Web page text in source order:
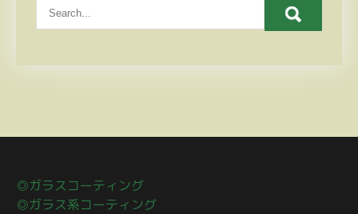
◎ガラスコーティング
◎ガラス系コーティング